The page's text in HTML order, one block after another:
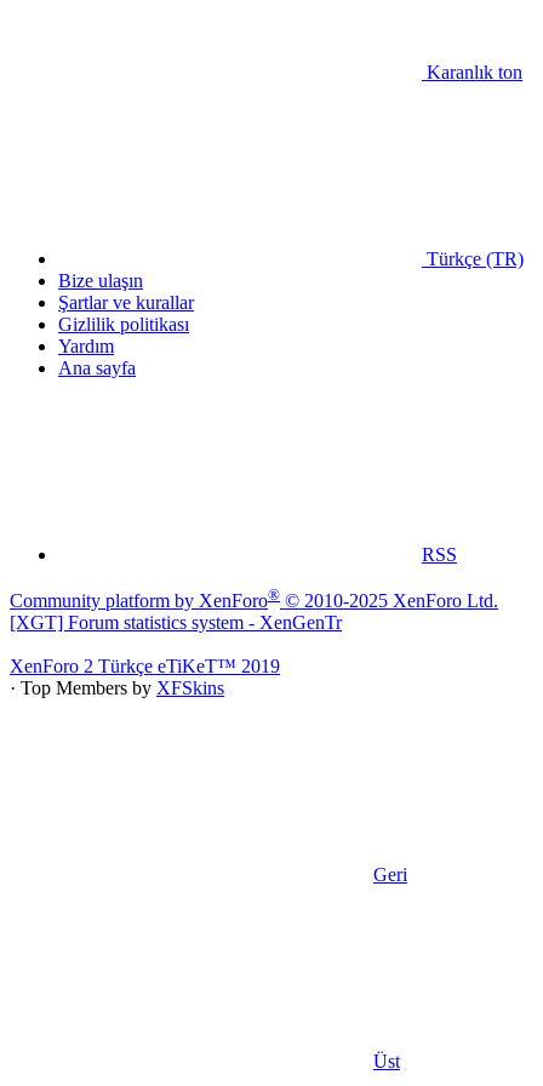
Karanlık ton
Türkçe (TR)
Bize ulaşın
Şartlar ve kurallar
Gizlilik politikası
Yardım
Ana sayfa
RSS
Community platform by XenForo® © 2010-2025 XenForo Ltd.
[XGT] Forum statistics system - XenGenTr
XenForo 2 Türkçe eTiKeT™ 2019
· Top Members by XFSkins
Geri
Üst